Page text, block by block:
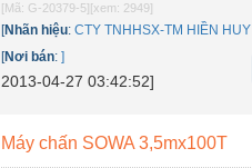
[Mã: G-20379-5][xem: 2949]
[Nhãn hiệu:CTY TNHHSX-TM HIỀN HUY
[Nơi bán:]
2013-04-27 03:42:52]
Máy chấn SOWA 3,5mx100T